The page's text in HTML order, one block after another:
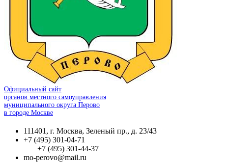
Официальный сайт
органов местного самоуправления
муниципального округа Перово
в городе Москве
111401, г. Москва, Зеленый пр., д. 23/43
+7 (495) 301-04-71
+7 (495) 301-44-37
mo-perovo@mail.ru